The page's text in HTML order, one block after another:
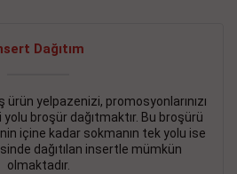
Dağıtım
ürün yelpazenizi, promosyonlarınızı
broşür dağıtmaktır. Bu broşürü
içine kadar sokmanın tek yolu ise
dağıtılan insertle mümkün
olmaktadır.
İlanı- 11.09.2018
olan 35 yaşını aşmamış, Depo
Şişli